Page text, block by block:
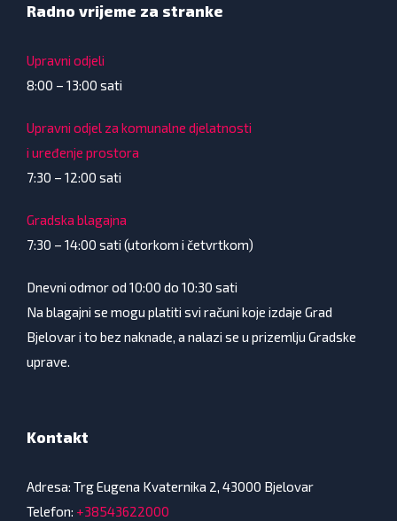
Radno vrijeme za stranke
Upravni odjeli
8:00 – 13:00 sati
Upravni odjel za komunalne djelatnosti
i uređenje prostora
7:30 – 12:00 sati
Gradska blagajna
7:30 – 14:00 sati (utorkom i četvrtkom)
Dnevni odmor od 10:00 do 10:30 sati
Na blagajni se mogu platiti svi računi koje izdaje Grad
Bjelovar i to bez naknade, a nalazi se u prizemlju Gradske
uprave.
Kontakt
Adresa: Trg Eugena Kvaternika 2, 43000 Bjelovar
Telefon: +38543622000